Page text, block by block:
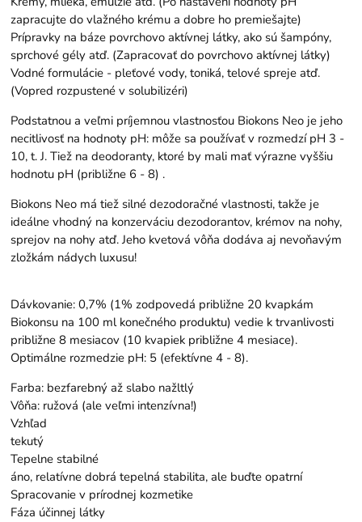
zapracujte do vlažného krému a dobre ho premiešajte)
Prípravky na báze povrchovo aktívnej látky, ako sú šampóny,
sprchové gély atď. (Zapracovať do povrchovo aktívnej látky)
Vodné formulácie - pleťové vody, toniká, telové spreje atď.
(Vopred rozpustené v solubilizéri)
Podstatnou a veľmi príjemnou vlastnosťou Biokons Neo je jeho
necitlivosť na hodnoty pH: môže sa používať v rozmedzí pH 3 -
10, t. J. Tiež na deodoranty, ktoré by mali mať výrazne vyššiu
hodnotu pH (približne 6 - 8) .
Biokons Neo má tiež silné dezodoračné vlastnosti, takže je
ideálne vhodný na konzerváciu dezodorantov, krémov na nohy,
sprejov na nohy atď. Jeho kvetová vôňa dodáva aj nevoňavým
zložkám nádych luxusu!
Dávkovanie: 0,7% (1% zodpovedá približne 20 kvapkám
Biokonsu na 100 ml konečného produktu) vedie k trvanlivosti
približne 8 mesiacov (10 kvapiek približne 4 mesiace).
Optimálne rozmedzie pH: 5 (efektívne 4 - 8).
Farba: bezfarebný až slabo nažltlý
Vôňa: ružová (ale veľmi intenzívna!)
Vzhľad
tekutý
Tepelne stabilné
áno, relatívne dobrá tepelná stabilita, ale buďte opatrní
Spracovanie v prírodnej kozmetike
Fáza účinnej látky